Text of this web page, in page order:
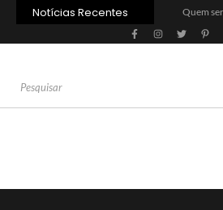
Notícias Recentes